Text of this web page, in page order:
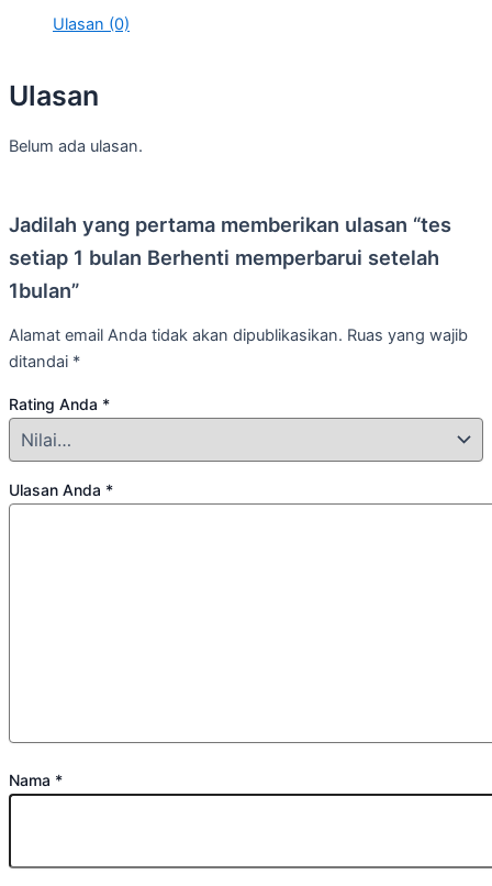
Ulasan (0)
Ulasan
Belum ada ulasan.
Jadilah yang pertama memberikan ulasan “tes
setiap 1 bulan Berhenti memperbarui setelah
1bulan”
Alamat email Anda tidak akan dipublikasikan. Ruas yang wajib
ditandai *
Rating Anda *
Ulasan Anda *
Nama *